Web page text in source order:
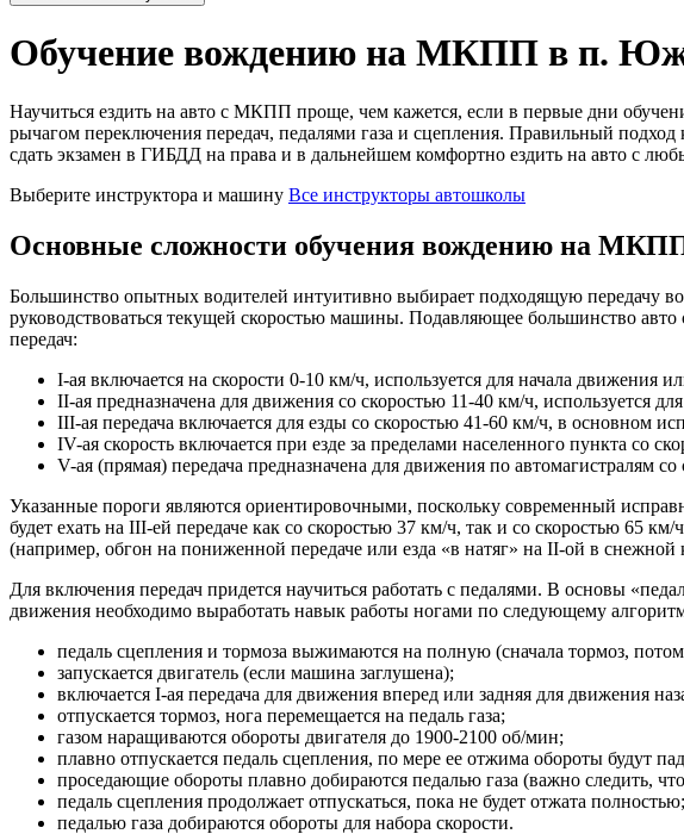
Обучение вождению на МКПП в п.
Научиться ездить на авто с МКПП проще, чем кажется, если в первые дни
рычагом переключения передач, педалями газа и сцепления. Правильный
сдать экзамен в ГИБДД на права и в дальнейшем комфортно ездить на авто с
Выберите инструктора и машину Все инструкторы автошколы
Основные сложности обучения вождению на
Большинство опытных водителей интуитивно выбирает подходящую передачу
руководствоваться текущей скоростью машины. Подавляющее большинство
передач:
I-ая включается на скорости 0-10 км/ч, используется для начала движения
II-ая предназначена для движения со скоростью 11-40 км/ч, используется
III-ая передача включается для езды со скоростью 41-60 км/ч, в основном
IV-ая скорость включается при езде за пределами населенного пункта со
V-ая (прямая) передача предназначена для движения по автомагистралям
Указанные пороги являются ориентировочными, поскольку современный
будет ехать на III-ей передаче как со скоростью 37 км/ч, так и со скоростью 65
(например, обгон на пониженной передаче или езда «в натяг» на II-ой в снежной
Для включения передач придется научиться работать с педалями. В основы
движения необходимо выработать навык работы ногами по следующему
педаль сцепления и тормоза выжимаются на полную (сначала тормоз,
запускается двигатель (если машина заглушена);
включается I-ая передача для движения вперед или задняя для движения
отпускается тормоз, нога перемещается на педаль газа;
газом наращиваются обороты двигателя до 1900-2100 об/мин;
плавно отпускается педаль сцепления, по мере ее отжима обороты будут
проседающие обороты плавно добираются педалью газа (важно следить,
педаль сцепления продолжает отпускаться, пока не будет отжата полностью;
педалью газа добираются обороты для набора скорости.